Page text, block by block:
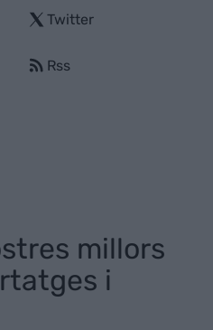
Twitter
Rss
millors
i